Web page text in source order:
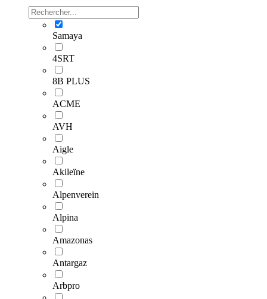
Samaya
4SRT
8B PLUS
ACME
AVH
Aigle
Akileïne
Alpenverein
Alpina
Amazonas
Antargaz
Arbpro